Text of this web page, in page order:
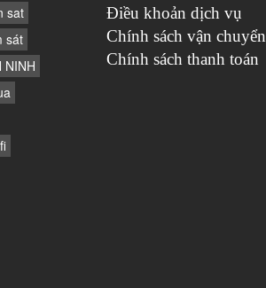
sat
sát
NINH
Điều khoản dịch vụ
Chính sách vận chuyển
Chính sách thanh toán